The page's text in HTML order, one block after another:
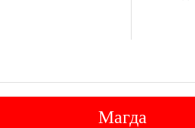
Магда